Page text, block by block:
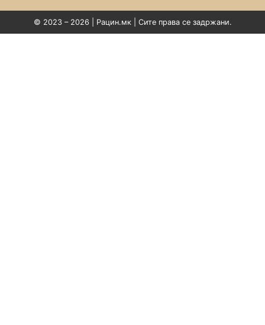
© 2023 – 2026 | Рацин.мк | Сите права се задржани.